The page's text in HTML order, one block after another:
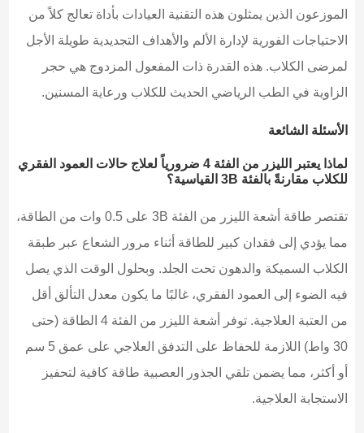
الموزعون الذين يمثلون هذه التقنية العيادات بأداة تعالج كلاً من
الاحتياجات الفورية لإدارة الألم والأهداف التجديدية طويلة الأجل
لمرضى الكلاب. هذه القدرة ذات المفعول المزدوج هي حجر
الزاوية في الطب الرياضي الحديث للكلاب ورعاية المسنين.
الأسئلة الشائعة
لماذا يعتبر الليزر من الفئة 4 ضرورياً لعلاج حالات العمود الفقري
للكلاب مقارنةً بالفئة 3B القياسية؟
تقتصر طاقة أشعة الليزر من الفئة 3B على 0.5 وات من الطاقة،
مما يؤدي إلى فقدان كبير للطاقة أثناء مرور الشعاع عبر طبقة
الكلاب السميكة والدهون تحت الجلد. وبحلول الوقت الذي يصل
فيه الضوء إلى العمود الفقري، غالبًا ما يكون معدل التألق أقل
من العتبة العلاجية. توفر أشعة الليزر من الفئة 4 الطاقة (حتى
30 واط) اللازمة للحفاظ على التدفق العلاجي على عمق 5 سم
أو أكثر، مما يضمن تلقي الجذور العصبية طاقة كافية لتحفيز
الاستجابة العلاجية.